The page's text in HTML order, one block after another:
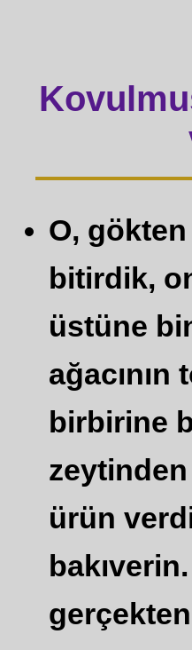
O,
bitirdik,
üstüne
birbirine
zeytinden
ürün